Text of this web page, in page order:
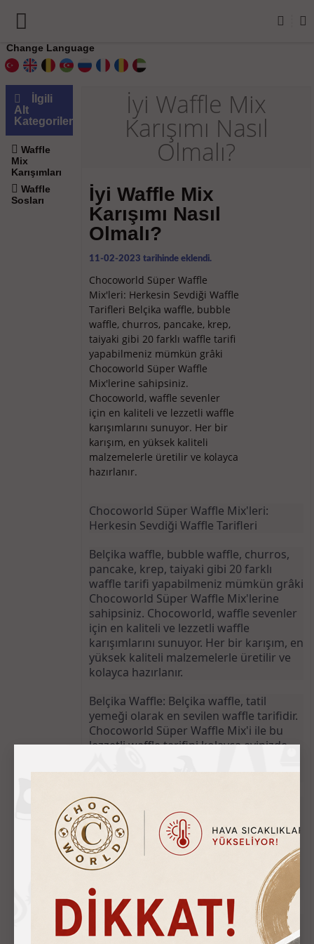
Change Language
İlgili
Alt
Kategoriler
Waffle
Mix
Karışımları
Waffle
Sosları
İyi Waffle Mix
Karışımı Nasıl
Olmalı?
İyi Waffle Mix
Karışımı Nasıl
Olmalı?
11-02-2023 tarihinde eklendi.
Chocoworld Süper Waffle
Mix'leri: Herkesin Sevdiği Waffle
Tarifleri Belçika waffle, bubble
waffle, churros, pancake, krep,
taiyaki gibi 20 farklı waffle tarifi
yapabilmeniz mümkün grâki
Chocoworld Süper Waffle
Mix'lerine sahipsiniz.
Chocoworld, waffle sevenler
için en kaliteli ve lezzetli waffle
karışımlarını sunuyor. Her bir
karışım, en yüksek kaliteli
malzemelerle üretilir ve kolayca
hazırlanır.
Chocoworld Süper Waffle Mix'leri:
Herkesin Sevdiği Waffle Tarifleri
Belçika waffle, bubble waffle, churros,
pancake, krep, taiyaki gibi 20 farklı
waffle tarifi yapabilmeniz mümkün grâki
Chocoworld Süper Waffle Mix'lerine
sahipsiniz. Chocoworld, waffle sevenler
için en kaliteli ve lezzetli waffle
karışımlarını sunuyor. Her bir karışım, en
yüksek kaliteli malzemelerle üretilir ve
kolayca hazırlanır.
Belçika Waffle: Belçika waffle, tatil
yemeği olarak en sevilen waffle tarifidir.
Chocoworld Süper Waffle Mix'i ile bu
lezzetli waffle tarifini kolayca evinizde
waffle hamurunun tadını çıkarın.
Bubble Waffle: Bubble waffle, çocuklar
için en sevilen waffle tarifidir. Bu
eğlenceli ve renkli waffle tarifi,
Chocoworld Süper Waffle Mix'i ile
kolayca hazırlanır. Çocuklarınız için
harika bir aperatif veya atıştırmalık
olarak kullanabilirsiniz.
Churros: Churros, waffle sevenler için
harika bir alternatiftir. Chocoworld